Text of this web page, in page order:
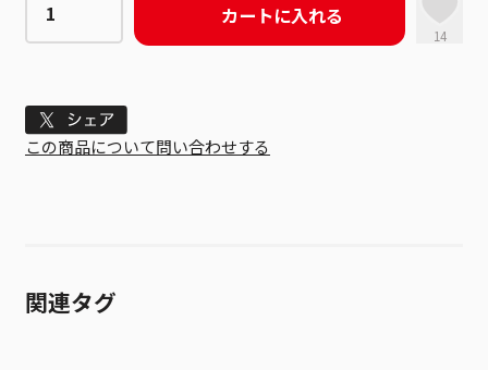
カートに入れる
14
Tweet
この商品について問い合わせする
関連タグ